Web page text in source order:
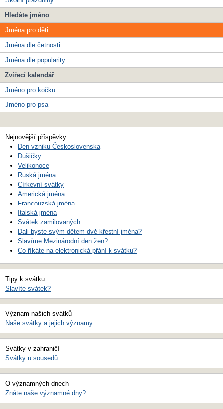
Hledáte jméno
Jména pro děti
Jména dle četnosti
Jména dle popularity
Zvířecí kalendář
Jméno pro kočku
Jméno pro psa
Nejnovější příspěvky
Den vzniku Československa
Dušičky
Velikonoce
Ruská jména
Církevní svátky
Americká jména
Francouzská jména
Italská jména
Svátek zamilovaných
Dali byste svým dětem dvě křestní jména?
Slavíme Mezinárodní den žen?
Co říkáte na elektronická přání k svátku?
Tipy k svátku
Slavíte svátek?
Význam našich svátků
Naše svátky a jejich významy
Svátky v zahraničí
Svátky u sousedů
O významných dnech
Znáte naše významné dny?